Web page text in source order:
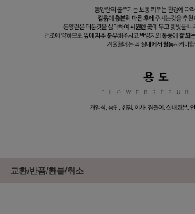
교환/반품/환불/취소